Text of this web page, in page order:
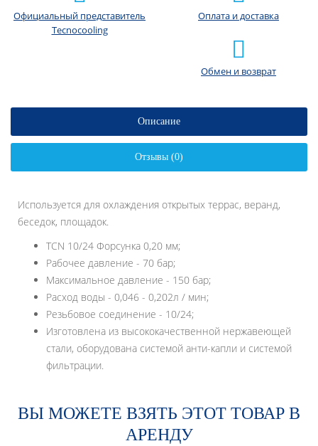
Официальный представитель
Tecnocooling
Оплата и доставка
Обмен и возврат
Описание
Отзывы (0)
Используется для охлаждения открытых террас, веранд,
беседок, площадок.
TCN 10/24 Форсунка 0,20 мм;
Рабочее давление - 70 бар;
Максимальное давление - 150 бар;
Расход воды - 0,046 - 0,202л / мин;
Резьбовое соединение - 10/24;
Изготовлена из высококачественной нержавеющей
стали, оборудована системой анти-капли и системой
фильтрации.
ВЫ МОЖЕТЕ ВЗЯТЬ ЭТОТ ТОВАР В
АРЕНДУ